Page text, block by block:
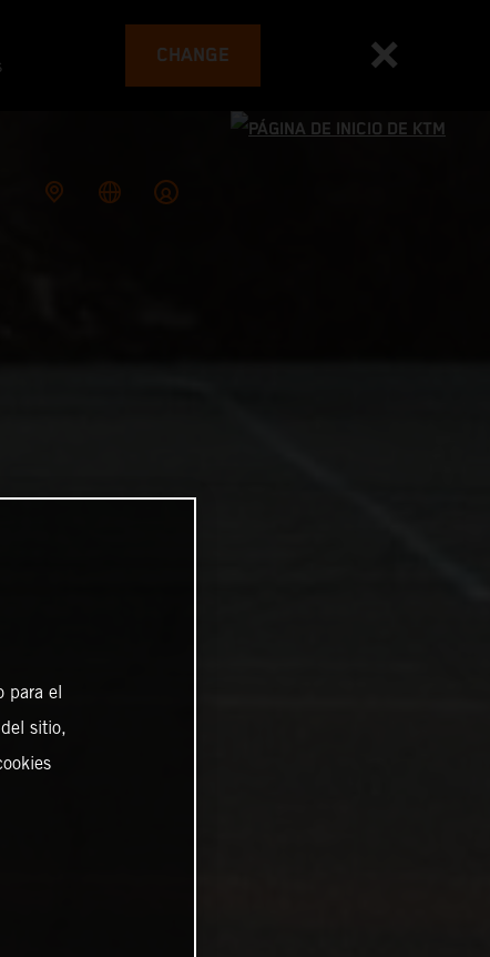
CHANGE
para el
sitio,